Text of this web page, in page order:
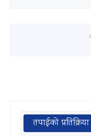
तपाईको प्रतिक्रिया